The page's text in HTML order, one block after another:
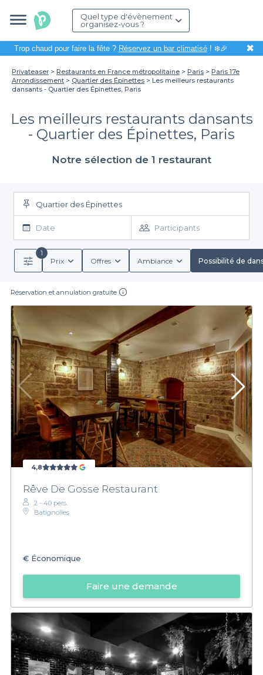
Quel type d'évènement
organisez-vous ?
Trop chaud pour faire la fête ? Réservez un bar climatisé! ❄️🎉 ✖
Privateaser Restaurants en France métropolitaine Paris
Paris 17e
Arrondissement
Quartier des Épinettes
Les meilleurs restaurants
dansants - Quartier des Épinettes, Paris
Les meilleurs restaurants dansants
- Quartier des Épinettes, Paris
Notre sélection de 1 restaurant
Quartier des Épinettes
Date Participants
1
Prix
Offres Ambiance Possibilité de
Réservation et annulation gratuite
4,8
Rêve De Gosse Restaurant
2 - 40 pers.
Batignolles
€ Économique
Faire une demande